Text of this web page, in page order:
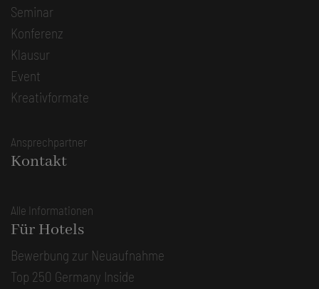
Seminar
Konferenz
Klausur
Event
Kreativformate
Ansprechpartner
Kontakt
Alle Informationen
Für Hotels
Bewerbung zur Neuaufnahme
Top 250 Germany Inside